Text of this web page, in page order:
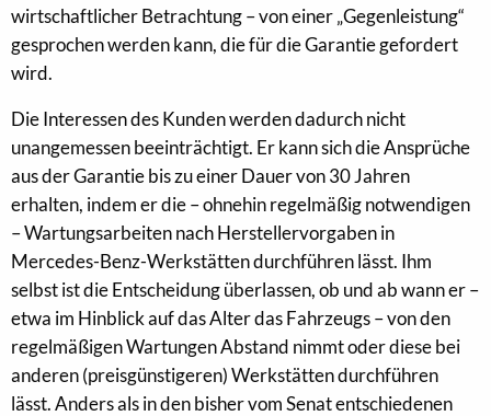
wirtschaftlicher Betrachtung – von einer „Gegenleistung“
gesprochen werden kann, die für die Garantie gefordert
wird.
Die Interessen des Kunden werden dadurch nicht
unangemessen beeinträchtigt. Er kann sich die Ansprüche
aus der Garantie bis zu einer Dauer von 30 Jahren
erhalten, indem er die – ohnehin regelmäßig notwendigen
– Wartungsarbeiten nach Herstellervorgaben in
Mercedes-Benz-Werkstätten durchführen lässt. Ihm
selbst ist die Entscheidung überlassen, ob und ab wann er –
etwa im Hinblick auf das Alter das Fahrzeugs – von den
regelmäßigen Wartungen Abstand nimmt oder diese bei
anderen (preisgünstigeren) Werkstätten durchführen
lässt. Anders als in den bisher vom Senat entschiedenen